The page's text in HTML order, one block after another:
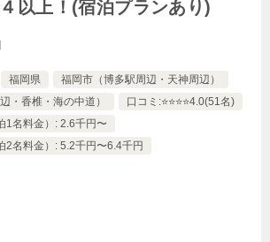
以上！(宿泊プランあり)
福岡県
福岡市（博多駅周辺・天神周辺）
・香椎・海の中道）
口コミ:⭐️⭐️⭐️⭐️4.0(51名)
1名料金）: 2.6千円〜
2名料金）: 5.2千円〜6.4千円